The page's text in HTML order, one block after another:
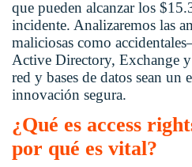
que pueden alcanzar los
incidente. Analizaremos las
maliciosas como
Active Directory, Exchange
red y bases de datos sean un
innovación segura.
¿Qué es access
por qué es vital?